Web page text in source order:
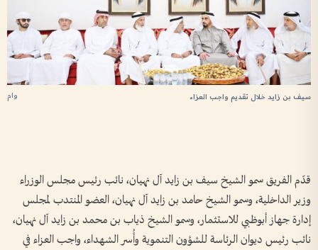
وام
سيف بن زايد خلال تقديم واجب العزاء
قدّم الفريق سمو الشيخ سيف بن زايد آل نهيان، نائب رئيس مجلس الوزراء
وزير الداخلية، وسمو الشيخ حامد بن زايد آل نهيان، العضو المنتدب لمجلس
إدارة جهاز أبوظبي للاستثمار، وسمو الشيخ ذياب بن محمد بن زايد آل نهيان،
نائب رئيس ديوان الرئاسة للشؤون التنموية وأُسر الشهداء، واجب العزاء في